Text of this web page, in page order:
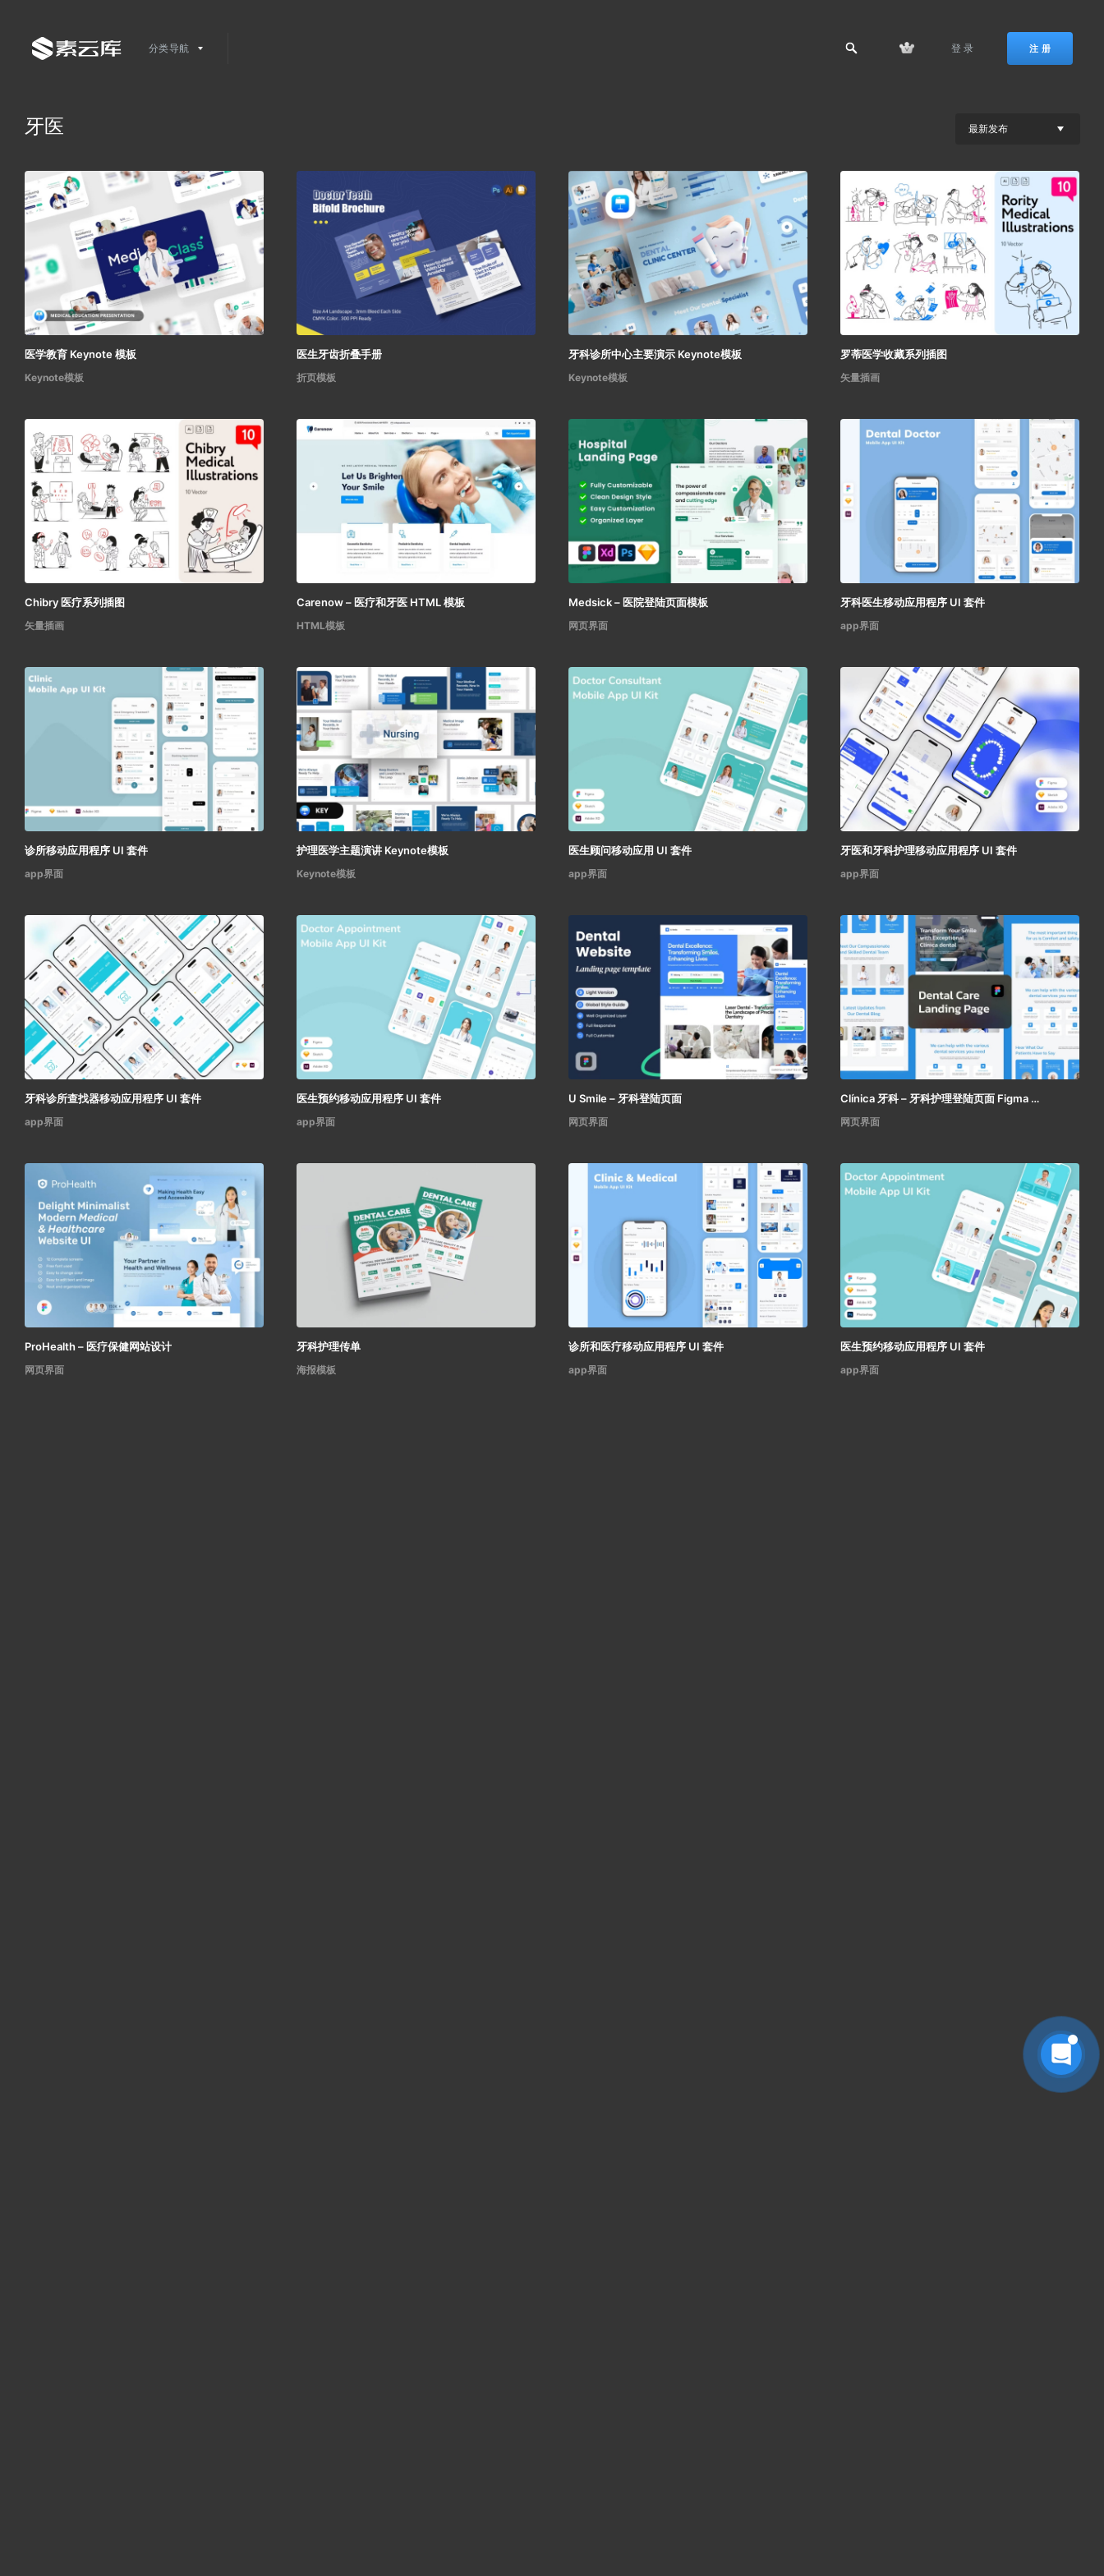
分类导航 登 录 注 册
牙医 最新发布
医学教育 Keynote 模板
Keynote模板
医生牙齿折叠手册
折页模板
牙科诊所中心主要演示 Keynote模板
Keynote模板
罗蒂医学收藏系列插图
矢量插画
Chibry 医疗系列插图
矢量插画
Carenow – 医疗和牙医 HTML 模板
HTML模板
Medsick – 医院登陆页面模板
网页界面
牙科医生移动应用程序 UI 套件
app界面
诊所移动应用程序 UI 套件
app界面
护理医学主题演讲 Keynote模板
Keynote模板
医生顾问移动应用 UI 套件
app界面
牙医和牙科护理移动应用程序 UI 套件
app界面
牙科诊所查找器移动应用程序 UI 套件
app界面
医生预约移动应用程序 UI 套件
app界面
U Smile – 牙科登陆页面
网页界面
Clínica 牙科 – 牙科护理登陆页面 Figma 模板
网页界面
ProHealth – 医疗保健网站设计
网页界面
牙科护理传单
海报模板
诊所和医疗移动应用程序 UI 套件
app界面
医生预约移动应用程序 UI 套件
app界面